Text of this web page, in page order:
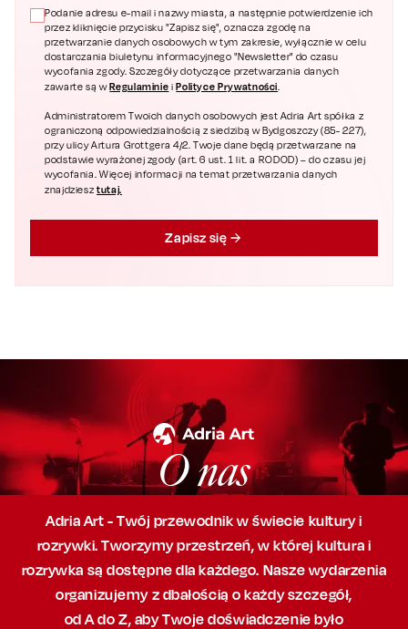
Podanie adresu e-mail i nazwy miasta, a następnie potwierdzenie ich
przez kliknięcie przycisku "Zapisz się", oznacza zgodę na
przetwarzanie danych osobowych w tym zakresie, wyłącznie w celu
dostarczania biuletynu informacyjnego "Newsletter" do czasu
wycofania zgody. Szczegóły dotyczące przetwarzania danych
zawarte są wRegulaminie iPolityce Prywatności.
Administratorem Twoich danych osobowych jest Adria Art spółka z
ograniczoną odpowiedzialnością z siedzibą w Bydgoszczy (85- 227),
przy ulicy Artura Grottgera 4/2. Twoje dane będą przetwarzane na
podstawie wyrażonej zgody (art. 6 ust. 1 lit. a RODOD) – do czasu jej
wycofania. Więcej informacji na temat przetwarzania danych
znajdziesztutaj.
Zapisz się
O nas
Adria Art - Twój przewodnik w świecie kultury i
rozrywki. Tworzymy przestrzeń,w której kultura i
rozrywka są dostępne dla każdego. Nasze wydarzenia
organizujemy z dbałością o każdy szczegół,
od A do Z, abyTwoje doświadczenie było